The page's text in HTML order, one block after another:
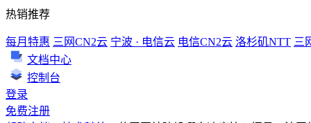
热销推荐
每月特惠 三网CN2云 宁波 · 电信云 电信CN2云 洛杉矶NTT 三
文档中心
控制台
登录
免费注册